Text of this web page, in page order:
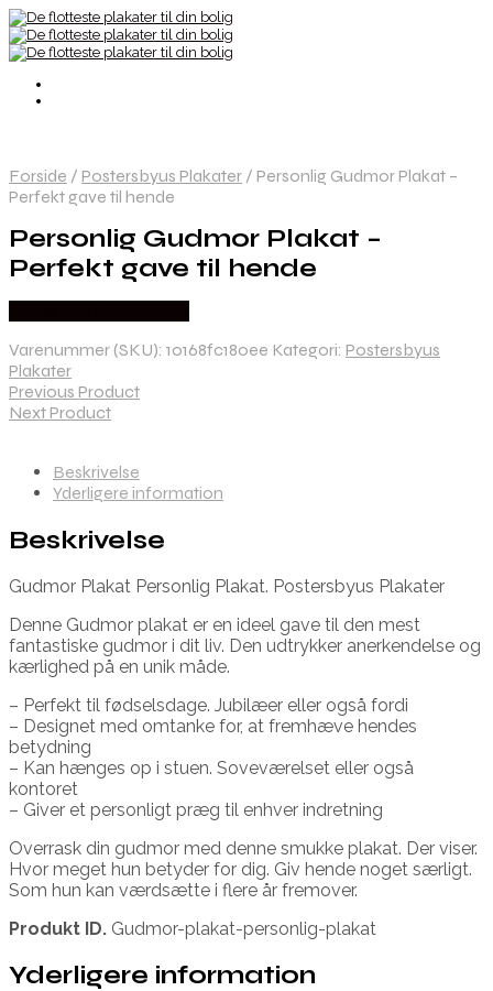
Forside / Postersbyus Plakater / Personlig Gudmor Plakat –
Perfekt gave til hende
Personlig Gudmor Plakat –
Perfekt gave til hende
Varenummer (SKU): 10168fc180ee Kategori: Postersbyus
Plakater
Previous Product
Next Product
Beskrivelse
Yderligere information
Beskrivelse
Gudmor Plakat Personlig Plakat. Postersbyus Plakater
Denne Gudmor plakat er en ideel gave til den mest
fantastiske gudmor i dit liv. Den udtrykker anerkendelse og
kærlighed på en unik måde.
– Perfekt til fødselsdage. Jubilæer eller også fordi
– Designet med omtanke for, at fremhæve hendes
betydning
– Kan hænges op i stuen. Soveværelset eller også
kontoret
– Giver et personligt præg til enhver indretning
Overrask din gudmor med denne smukke plakat. Der viser.
Hvor meget hun betyder for dig. Giv hende noget særligt.
Som hun kan værdsætte i flere år fremover.
Produkt ID. Gudmor-plakat-personlig-plakat
Yderligere information